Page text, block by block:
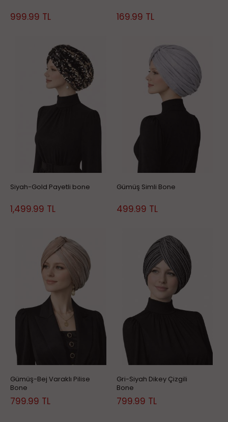
999.99 TL 169.99 TL
Siyah-Gold Payetli bone
1,499.99 TL
Gümüş Simli Bone
499.99 TL
Gümüş-Bej Varaklı Pilise
Bone
799.99 TL
Gri-Siyah Dikey Çizgili
Bone
799.99 TL